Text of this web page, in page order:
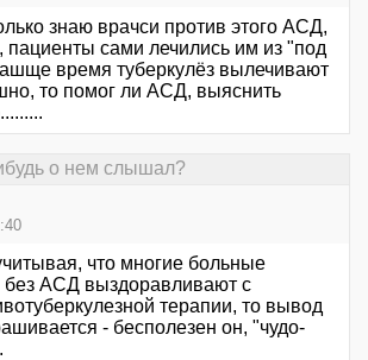
знаю врачси против этого АСД,
пациенты сами лечились им из "под
время туберкулёз вылечивают
то помог ли АСД, выяснить
о нем слышал?
что многие больные
без АСД выздоравливают с
терапии, то вывод
- бесполезен он, "чудо-